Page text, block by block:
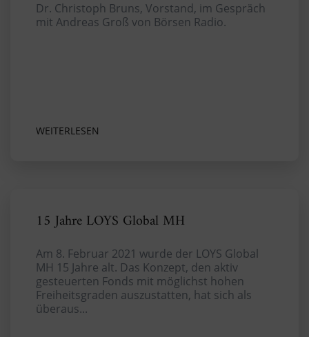
Dr. Christoph Bruns, Vorstand, im Gespräch
mit Andreas Groß von Börsen Radio.
WEITERLESEN
15 Jahre LOYS Global MH
Am 8. Februar 2021 wurde der LOYS Global
MH 15 Jahre alt. Das Konzept, den aktiv
gesteuerten Fonds mit möglichst hohen
Freiheitsgraden auszustatten, hat sich als
überaus...